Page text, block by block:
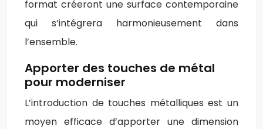
format créeront une surface contemporaine
qui s’intégrera harmonieusement dans
l’ensemble.
Apporter des touches de métal
pour moderniser
L’introduction de touches métalliques est un
moyen efficace d’apporter une dimension